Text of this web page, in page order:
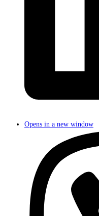
Opens in a new window